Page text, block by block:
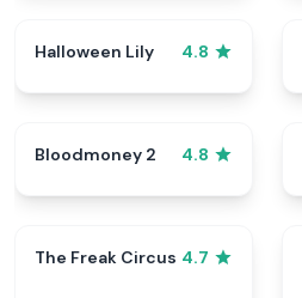
Halloween Lily 4.8
Bloodmoney 2 4.8
The Freak Circus 4.7